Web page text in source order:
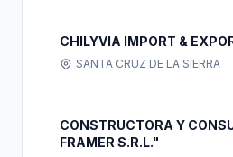
CHILYVIA IMPORT &
SANTA CRUZ DE LA SIERRA
CONSTRUCTORA Y
FRAMER S.R.L."